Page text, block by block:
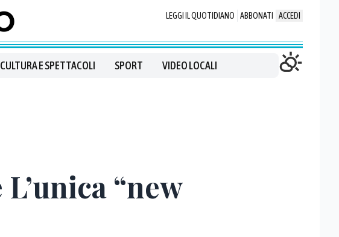
LEGGI IL QUOTIDIANO ABBONATI ACCEDI
CULTURA E SPETTACOLI SPORT VIDEO LOCALI
“new